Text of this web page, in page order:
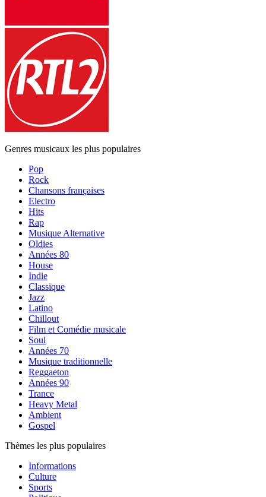
Genres musicaux les plus populaires
Pop
Rock
Chansons françaises
Electro
Hits
Rap
Musique Alternative
Oldies
Années 80
House
Indie
Classique
Jazz
Latino
Chillout
Film et Comédie musicale
Soul
Années 70
Musique traditionnelle
Reggaeton
Années 90
Trance
Heavy Metal
Ambient
Gospel
Thèmes les plus populaires
Informations
Culture
Sports